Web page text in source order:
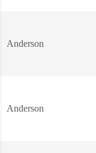
Anderson
Anderson